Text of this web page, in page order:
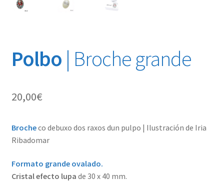
Polbo | Broche grande
20,00€
Brocheco debuxo dos raxos dun pulpo | Ilustración de Iria
Ribadomar
Formato grande ovalado.
Cristal efecto lupa de 30 x 40 mm.